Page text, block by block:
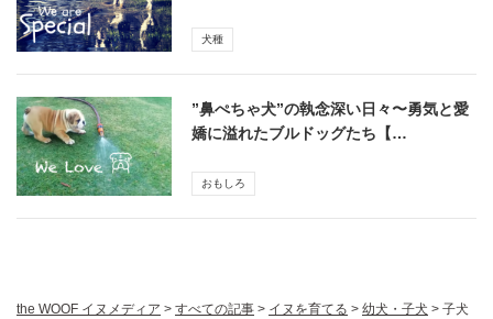
犬種
”鼻ぺちゃ犬”の執念深い日々〜勇気と愛
嬌に溢れたブルドッグたち【…
おもしろ
the WOOF イヌメディア > すべての記事 > イヌを育てる > 幼犬・子犬 > 子犬